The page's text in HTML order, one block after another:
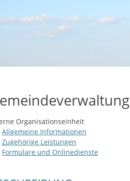
Organisationseinheit
Allgemeine Informationen
Zugehörige Leistungen
Formulare und Onlinedienste